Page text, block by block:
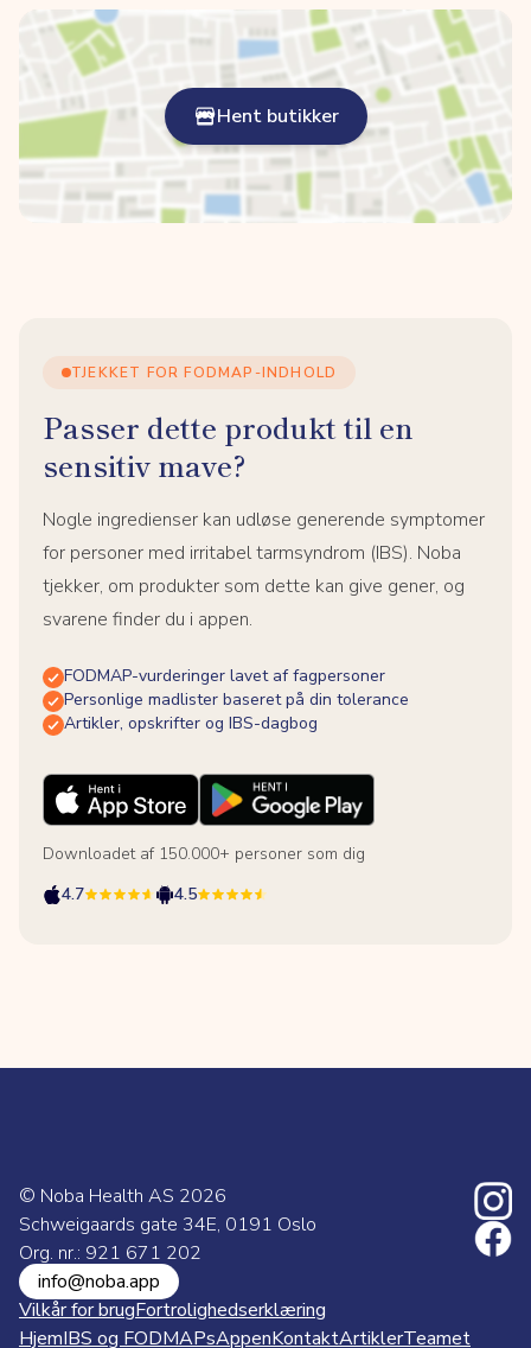
Hent butikker
TJEKKET FOR FODMAP-INDHOLD
Passer dette produkt til en
sensitiv mave?
Nogle ingredienser kan udløse generende symptomer
for personer med irritabel tarmsyndrom (IBS). Noba
tjekker, om produkter som dette kan give gener, og
svarene finder du i appen.
FODMAP-vurderinger lavet af fagpersoner
Personlige madlister baseret på din tolerance
Artikler, opskrifter og IBS-dagbog
Downloadet af 150.000+ personer som dig
4.7
4.5
© Noba Health AS 2026
Schweigaards gate 34E, 0191 Oslo
Org. nr.: 921 671 202
info@noba.app
Vilkår for brugFortrolighedserklæring
HjemIBS og FODMAPsAppenKontaktArtiklerTeamet